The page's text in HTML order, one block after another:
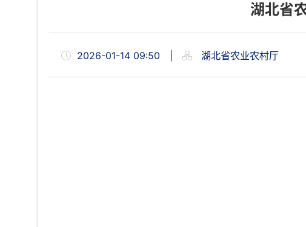
湖北省
2026-01-14 09:50 湖北省农业农村厅